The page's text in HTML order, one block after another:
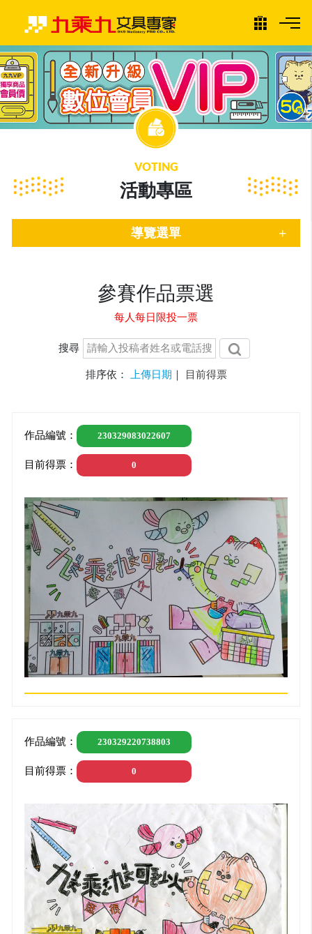
VOTING
活動專區
導覽選單 +
參賽作品票選
每人每日限投一票
搜尋
排序依： 上傳日期 目前得票
作品編號： 230329083022607
目前得票： 0
作品編號： 230329220738803
目前得票： 0